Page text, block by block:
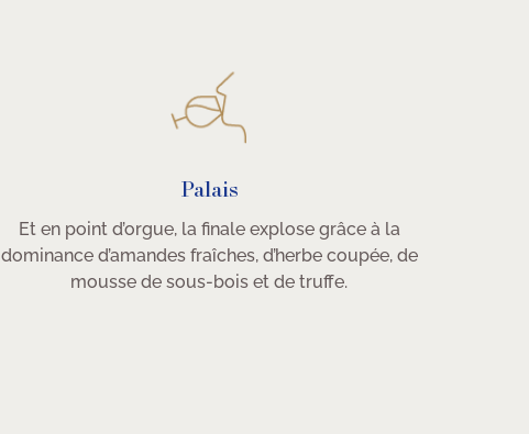
Palais
Et en point d’orgue, la finale explose grâce à la
dominance d’amandes fraîches, d’herbe coupée, de
mousse de sous-bois et de truffe.